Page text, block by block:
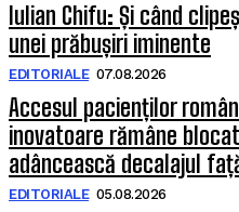
Iulian Chifu: Și când
unei prăbușiri iminente
EDITORIALE 07.08.2026
Accesul pacienților
inovatoare rămâne
adâncească decalajul
EDITORIALE 05.08.2026